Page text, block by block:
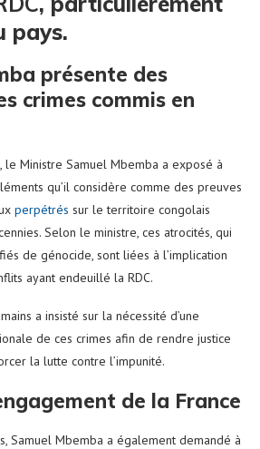
pays.
présente des
crimes commis en
le Ministre Samuel Mbemba a exposé à
qu’il considère comme des preuves
perpétrés sur le territoire congolais
Selon le ministre, ces atrocités, qui
de génocide, sont liées à l’implication
ayant endeuillé la RDC.
a insisté sur la nécessité d’une
de ces crimes afin de rendre justice
la lutte contre l’impunité.
de la France
Samuel Mbemba a également demandé à